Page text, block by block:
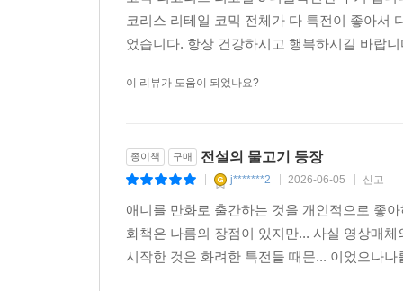
코믹 리코리스 리코일 3 더블특전판 후기 입
코리스 리테일 코믹 전체가 다 특전이 좋아서
종이책 구매 전설의 물고기 등장
| j*******2 | 2026-06-05 | 신고
애니를 만화로 출간하는 것을 개인적으로 좋
화책은 나름의 장점이 있지만... 사실 영상매